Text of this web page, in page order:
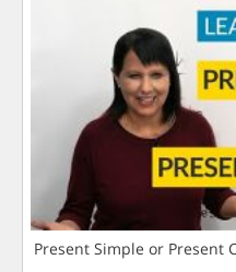
Present Simple or Present